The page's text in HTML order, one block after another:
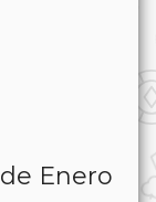
Enero